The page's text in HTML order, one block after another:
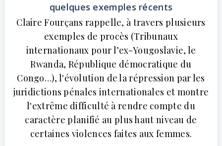
quelques exemples récents
Claire Fourçans rappelle, à travers plusieurs
exemples de procès (Tribunaux
internationaux pour l’ex-Yougoslavie, le
Rwanda, République démocratique du
Congo…), l'évolution de la répression par les
juridictions pénales internationales et montre
l'extrême difficulté à rendre compte du
caractère planifié au plus haut niveau de
certaines violences faites aux femmes.